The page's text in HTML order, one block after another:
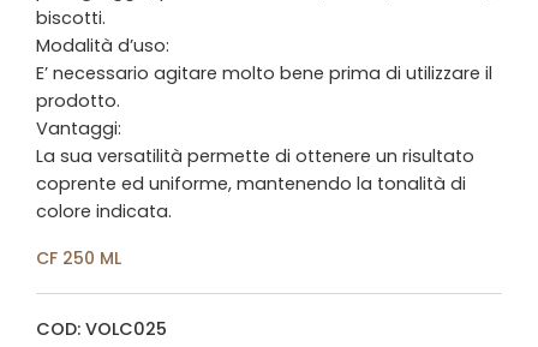
biscotti.
Modalità d’uso:
E’ necessario agitare molto bene prima di utilizzare il
prodotto.
Vantaggi:
La sua versatilità permette di ottenere un risultato
coprente ed uniforme, mantenendo la tonalità di
colore indicata.
CF 250 ML
COD: VOLC025